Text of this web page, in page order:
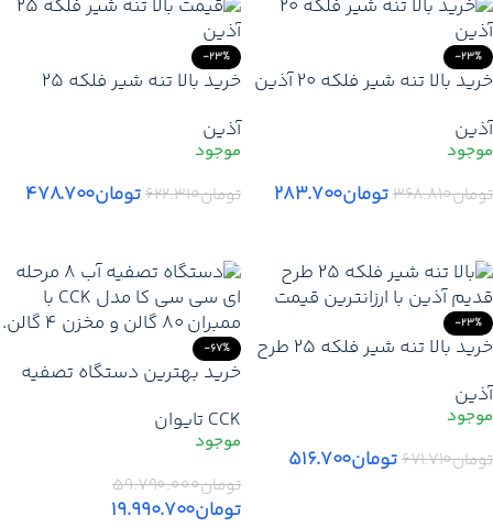
-23%
خرید بالا تنه شیر فلکه 20 آذین
آذین آذین + تخفیف همکار +
ارسال فوری
آذین
تومان۳۶۸.۸۱۰تومان۲۸۳.۷۰۰
-23%
خرید بالا تنه شیر فلکه 25
فلکه 25 آذین + ارسال فوری
آذین
تومان۶۲۲.۳۱۰تومان۴۷۸.۷۰۰
-23%
خرید بالا تنه شیر فلکه 25 طرح
یدکی شیرآلات آذین + ارسال
فوری
آذین
تومان۶۷۱.۷۱۰تومان۵۱۶.۷۰۰
-67%
خرید بهترین دستگاه تصفیه
(اصلی) | با ارزانترین قیمت و
ممبران ۸۰ گالن قدرتمند
CCK تایوان
تومان۵۹.۷۹۰.۰۰۰
تومان۱۹.۹۹۰.۷۰۰